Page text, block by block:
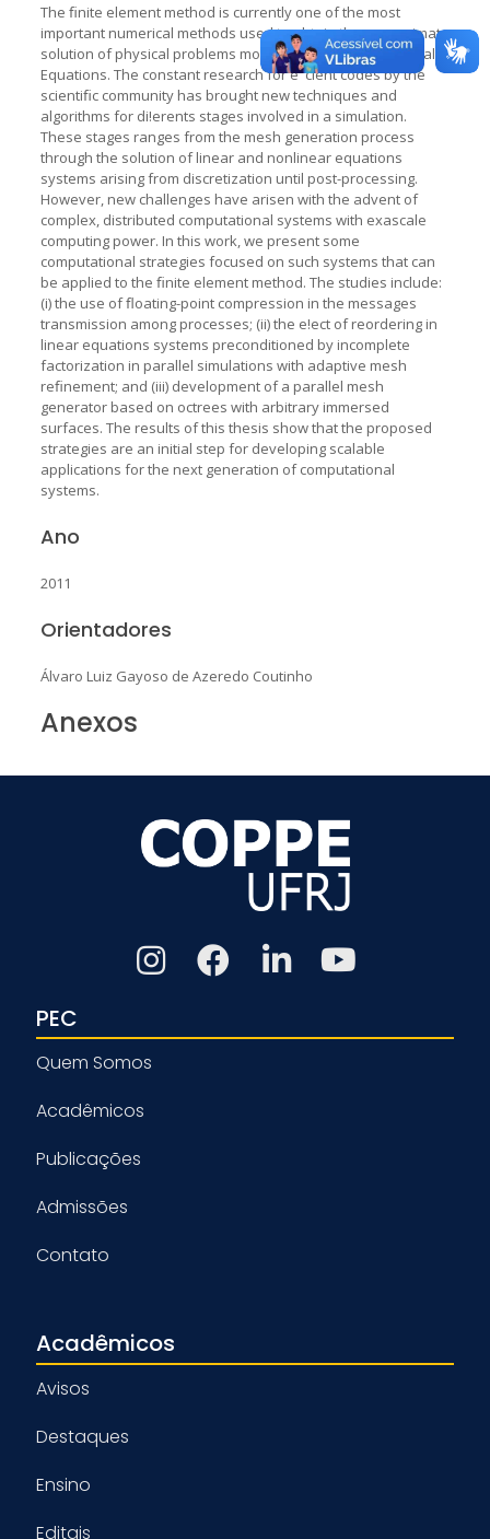
The ﬁnite element method is currently one of the most
important numerical methods used to obtain the approximate
solution of physical problems modeled by Partial Di!erential
Equations. The constant research for e"cient codes by the
scientiﬁc community has brought new techniques and
algorithms for di!erents stages involved in a simulation.
These stages ranges from the mesh generation process
through the solution of linear and nonlinear equations
systems arising from discretization until post-processing.
However, new challenges have arisen with the advent of
complex, distributed computational systems with exascale
computing power. In this work, we present some
computational strategies focused on such systems that can
be applied to the ﬁnite element method. The studies include:
(i) the use of ﬂoating-point compression in the messages
transmission among processes; (ii) the e!ect of reordering in
linear equations systems preconditioned by incomplete
factorization in parallel simulations with adaptive mesh
reﬁnement; and (iii) development of a parallel mesh
generator based on octrees with arbitrary immersed
surfaces. The results of this thesis show that the proposed
strategies are an initial step for developing scalable
applications for the next generation of computational
systems.
Ano
2011
Orientadores
Álvaro Luiz Gayoso de Azeredo Coutinho
Anexos
PEC
Quem Somos
Acadêmicos
Publicações
Admissões
Contato
Acadêmicos
Avisos
Destaques
Ensino
Editais